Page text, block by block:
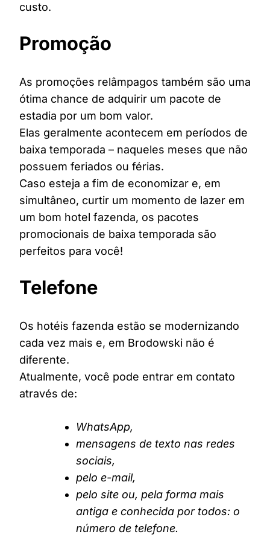
custo.
Promoção
As promoções relâmpagos também são uma
ótima chance de adquirir um pacote de
estadia por um bom valor.
Elas geralmente acontecem em períodos de
baixa temporada – naqueles meses que não
possuem feriados ou férias.
Caso esteja a fim de economizar e, em
simultâneo, curtir um momento de lazer em
um bom hotel fazenda, os pacotes
promocionais de baixa temporada são
perfeitos para você!
Telefone
Os hotéis fazenda estão se modernizando
cada vez mais e, em Brodowski não é
diferente.
Atualmente, você pode entrar em contato
através de:
WhatsApp,
mensagens de texto nas redes
sociais,
pelo e-mail,
pelo site ou, pela forma mais
antiga e conhecida por todos: o
número de telefone.